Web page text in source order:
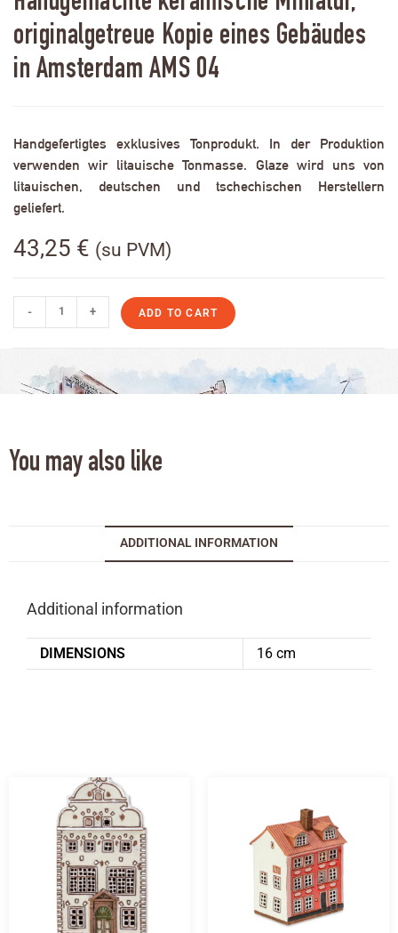
originalgetreue Kopie eines Gebäudes
in Amsterdam AMS 04
Handgefertigtes exklusives Tonprodukt. In der Produktion
verwenden wir litauische Tonmasse. Glaze wird uns von
litauischen, deutschen und tschechischen Herstellern
geliefert.
43,25 € (su PVM)
- + ADD TO CART
You may also like
ADDITIONAL INFORMATION
Additional information
DIMENSIONS 16 cm